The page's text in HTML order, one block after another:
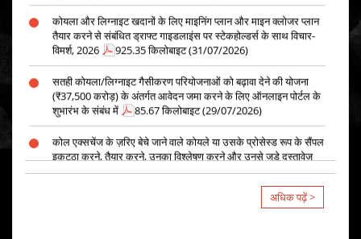
कोयला और लिग्नाइट खदानों के लिए माइनिंग प्लान और माइन क्लोजर प्लान
तैयार करने से संबंधित ड्राफ्ट गाइडलाइंस पर स्टेकहोल्डर्स के साथ विचार-
विमर्श, 2026 925.35 किलोबाइट (31/07/2026)
सतही कोयला/लिग्नाइट गैसीकरण परियोजनाओं को बढ़ावा देने की योजना
(₹37,500 करोड़) के अंतर्गत आवेदन जमा करने के लिए ऑनलाइन पोर्टल के
शुभारंभ के संबंध में
85.67 किलोबाइट (29/07/2026)
कोल एक्सचेंज के ज़रिए बेचे जाने वाले कोयले या उसके प्रोसेस्ड रूप के सैंपल
इकट्ठा करने, तैयार करने, उनका विश्लेषण करने और उनसे जुड़े दस्तावेज़
तैयार करने के लिए TPA को पैनल में शामिल करना।
1.15 मेगा बाइट
(27/07/2026)
954.49 किलोबाइट
अधिक पढ़ें >